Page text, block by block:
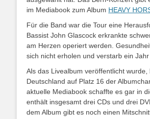
im Mediabook zum Album HEAVY
Für die Band war die Tour eine
Bassist John Glascock erkrankte
am Herzen operiert werden.
sich nicht erholen und verstarb ein Jahr
Als das Livealbum veröffentlicht wurde,
Deutschland auf Platz 16 der
aktuelle Mediabook schaffte es gar in
enthält insgesamt drei CDs und drei
dem Album gibt es noch einen